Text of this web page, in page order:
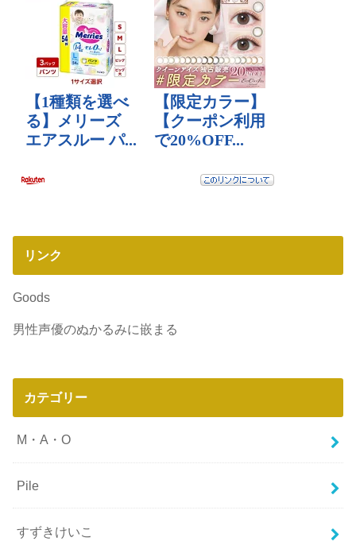
リンク
Goods
男性声優のぬかるみに嵌まる
カテゴリー
M・A・O
Pile
すずきけいこ